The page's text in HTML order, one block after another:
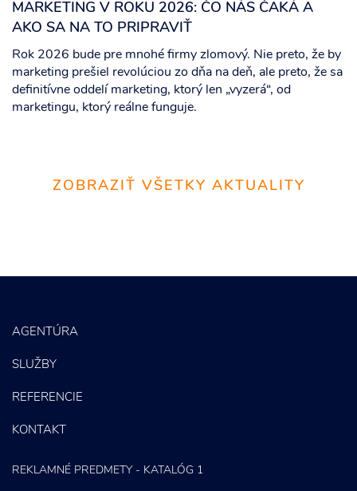
MARKETING V ROKU 2026: ČO NÁS ČAKÁ A
AKO SA NA TO PRIPRAVIŤ
Rok 2026 bude pre mnohé firmy zlomový. Nie preto, že by
marketing prešiel revolúciou zo dňa na deň, ale preto, že sa
definitívne oddelí marketing, ktorý len „vyzerá“, od
marketingu, ktorý reálne funguje.
ZOBRAZIŤ VŠETKY AKTUALITY
AGENTÚRA
SLUŽBY
REFERENCIE
KONTAKT
REKLAMNÉ PREDMETY - KATALÓG 1